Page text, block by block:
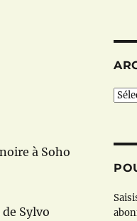
à Soho
Sylvo